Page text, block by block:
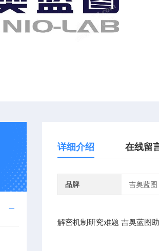
详细介绍 在线留
品牌 吉奥蓝图
解密机制研究难题 吉奥蓝图